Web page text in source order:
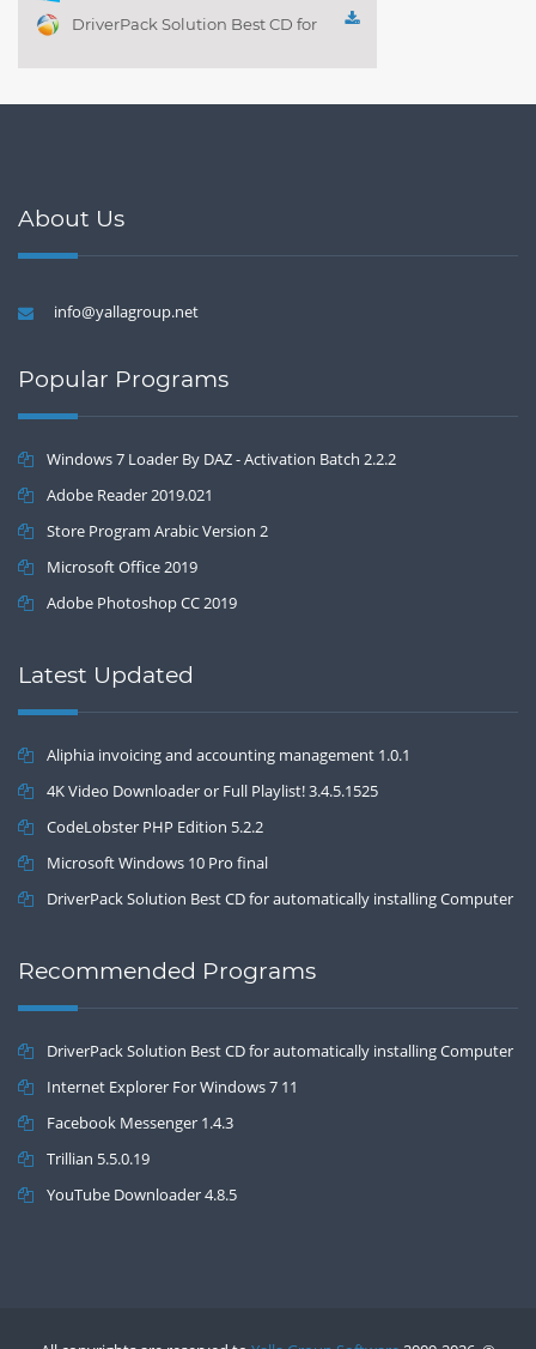
DriverPack Solution Best CD for
About Us
info@yallagroup.net
Popular Programs
Windows 7 Loader By DAZ - Activation Batch 2.2.2
Adobe Reader 2019.021
Store Program Arabic Version 2
Microsoft Office 2019
Adobe Photoshop CC 2019
Latest Updated
Aliphia invoicing and accounting management 1.0.1
4K Video Downloader or Full Playlist! 3.4.5.1525
CodeLobster PHP Edition 5.2.2
Microsoft Windows 10 Pro final
DriverPack Solution Best CD for automatically installing Computer
Recommended Programs
DriverPack Solution Best CD for automatically installing Computer
Drivers 17.7
Internet Explorer For Windows 7 11
Facebook Messenger 1.4.3
Trillian 5.5.0.19
YouTube Downloader 4.8.5